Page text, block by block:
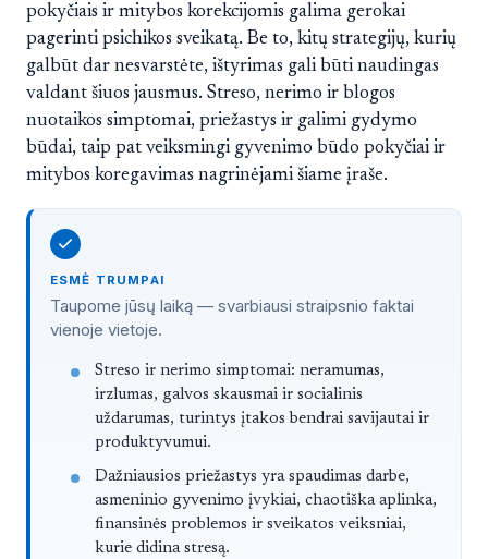
pokyčiais ir mitybos korekcijomis galima gerokai
pagerinti psichikos sveikatą. Be to, kitų strategijų, kurių
galbūt dar nesvarstėte, ištyrimas gali būti naudingas
valdant šiuos jausmus. Streso, nerimo ir blogos
nuotaikos simptomai, priežastys ir galimi gydymo
būdai, taip pat veiksmingi gyvenimo būdo pokyčiai ir
mitybos koregavimas nagrinėjami šiame įraše.
ESMĖ TRUMPAI
Taupome jūsų laiką — svarbiausi straipsnio faktai
vienoje vietoje.
Straipsnis trumpai
Streso ir nerimo simptomai: neramumas,
irzlumas, galvos skausmai ir socialinis
uždarumas, turintys įtakos bendrai savijautai ir
produktyvumui.
Dažniausios priežastys yra spaudimas darbe,
asmeninio gyvenimo įvykiai, chaotiška aplinka,
finansinės problemos ir sveikatos veiksniai,
kurie didina stresą.